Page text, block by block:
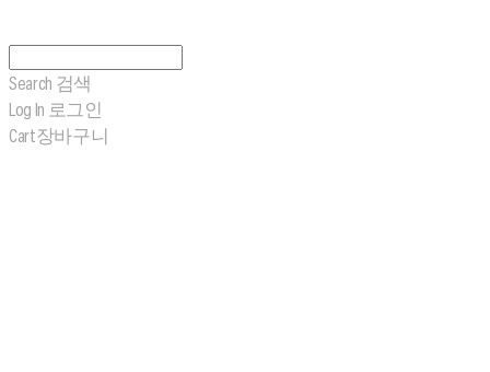
Search 검색
Log In 로그인
Cart장바구니